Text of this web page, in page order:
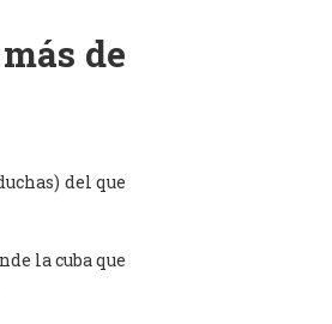
de
del que
la cuba que